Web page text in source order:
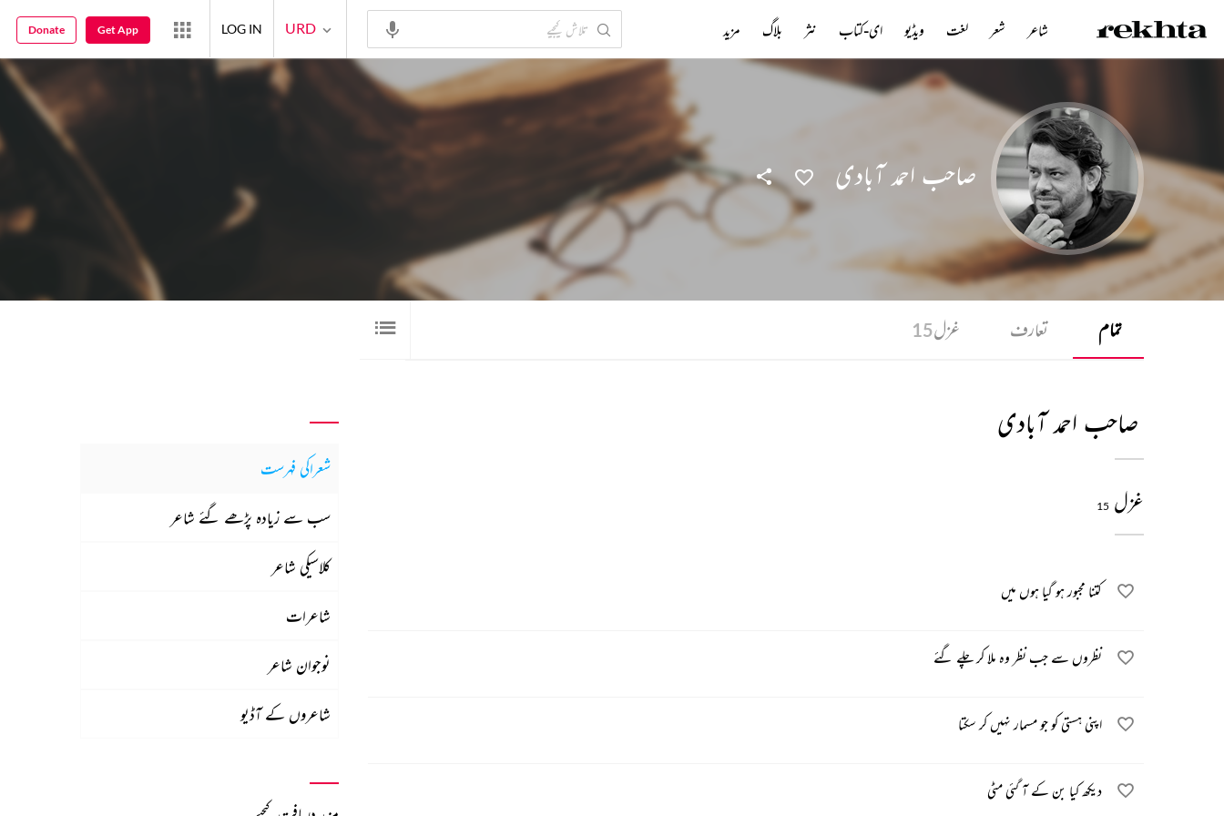
صاحب احمد آبادی
تمام تعارف غزل15
صاحب احمد آبادی
غزل 15
کتنا مجبور ہو گیا ہوں میں
نظروں سے جب نظر وہ ملا کر چلے گئے
اپنی ہستی کو جو مسمار نہیں کر سکتا
دیکھ کیا بن کے آ گئی مٹی
شعراکی فہرست
سب سے زیادہ پڑھے گئے شاعر
کلاسیکی شاعر
شاعرات
نوجوان شاعر
شاعروں کے آڈیو
شاعر شعر لغت ویڈیو ای-کتاب نثر بلاگ مزید URD
LOG IN
Get App
Donate